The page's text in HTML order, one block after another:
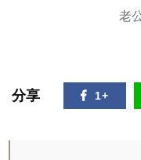
老
分享 1+